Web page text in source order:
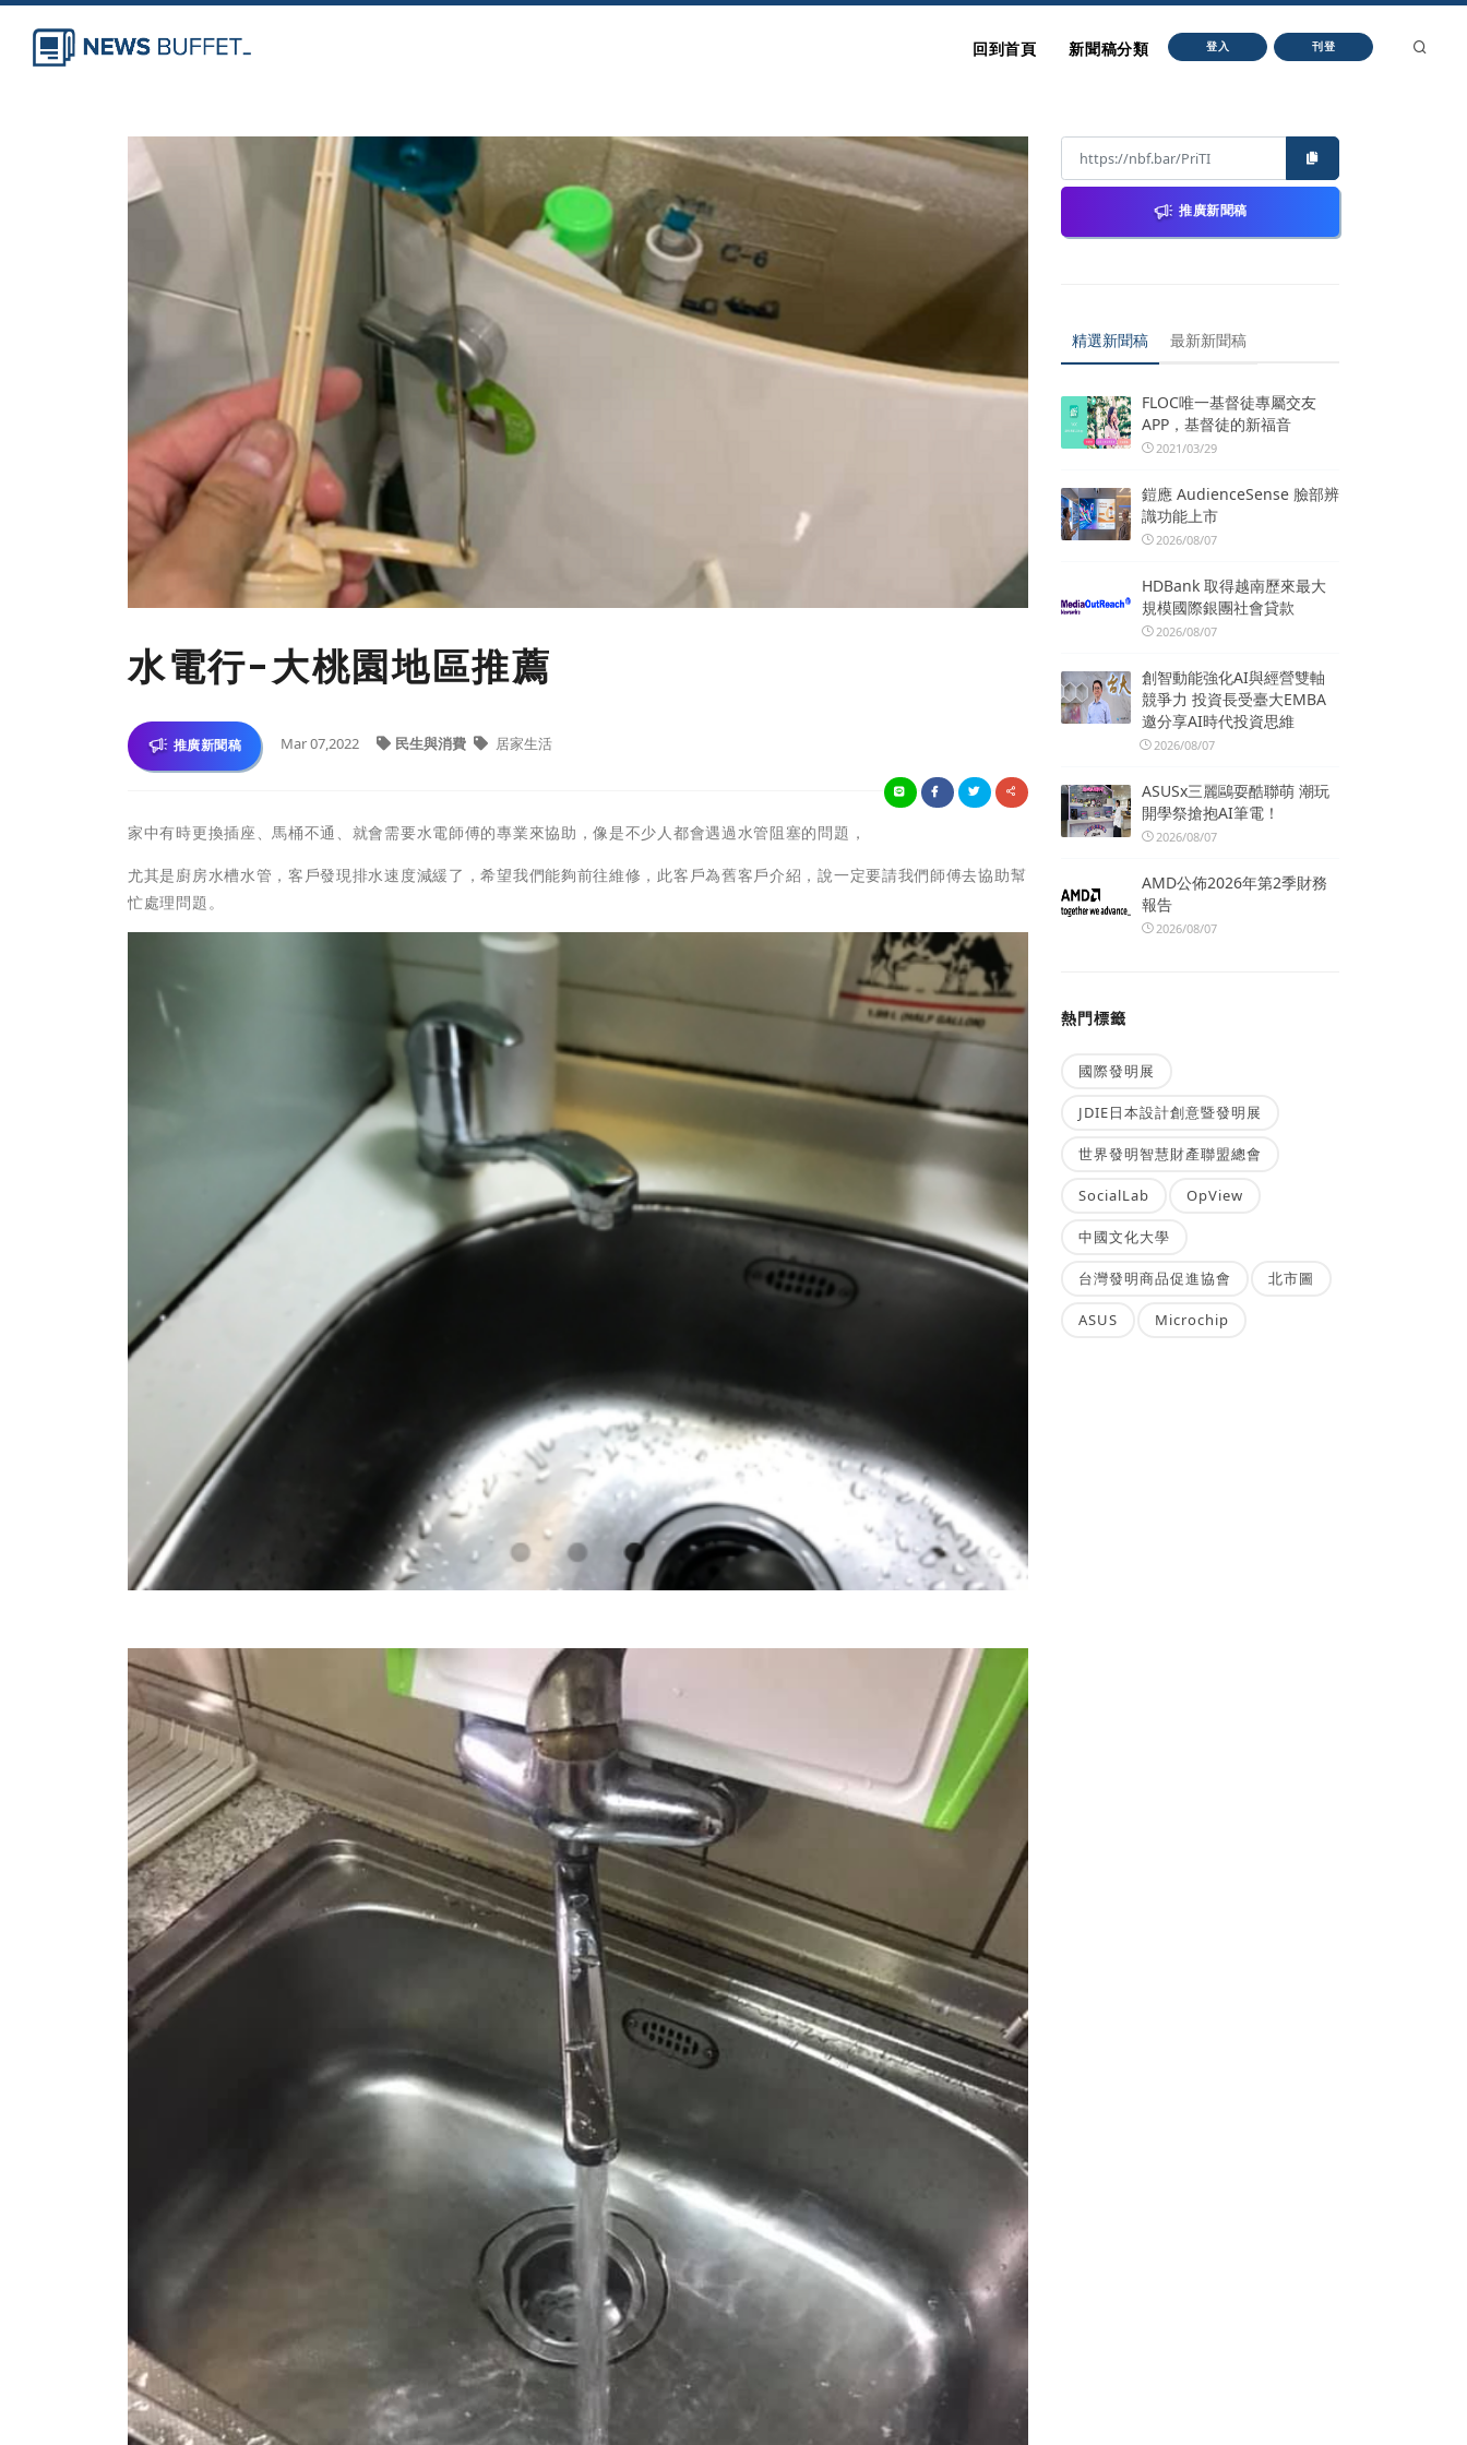
回到首頁 新聞稿分類 登入 刊登
水電行-大桃園地區推薦
推廣新聞稿 Mar 07,2022 民生與消費 居家生活
家中有時更換插座、馬桶不通、就會需要水電師傅的專業來協助，像是不少人都會遇過水管阻塞的問題，
尤其是廚房水槽水管，客戶發現排水速度減緩了，希望我們能夠前往維修，此客戶為舊客戶介紹，說一定要請我們師傅去協助幫
忙處理問題。
推廣新聞稿
精選新聞稿 最新新聞稿
FLOC唯一基督徒專屬交友
APP，基督徒的新福音
2021/03/29
鎧應 AudienceSense 臉部辨
識功能上市
2026/08/07
HDBank 取得越南歷來最大
規模國際銀團社會貸款
2026/08/07
創智動能強化AI與經營雙軸
競爭力 投資長受臺大EMBA
邀分享AI時代投資思維
2026/08/07
ASUSx三麗鷗耍酷聯萌 潮玩
開學祭搶抱AI筆電！
2026/08/07
AMD公佈2026年第2季財務
報告
2026/08/07
熱門標籤
國際發明展
JDIE日本設計創意暨發明展
世界發明智慧財產聯盟總會
SocialLab OpView
中國文化大學
台灣發明商品促進協會 北市圖
ASUS Microchip